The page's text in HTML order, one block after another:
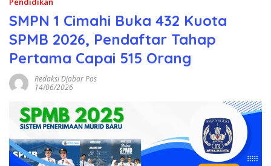
SMPN 1 Cimahi Buka 432 Kuota
SPMB 2026, Pendaftar Tahap
Pertama Capai 515 Orang
Redaksi Djabar Pos
14/06/2026